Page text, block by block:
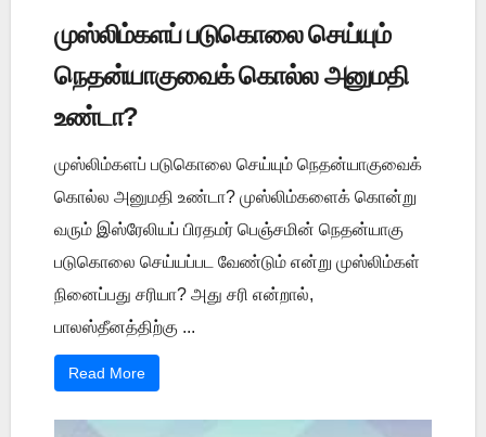
முஸ்லிம்களப் படுகொலை செய்யும்
நெதன்யாகுவைக் கொல்ல அனுமதி
உண்டா?
முஸ்லிம்களப் படுகொலை செய்யும் நெதன்யாகுவைக்
கொல்ல அனுமதி உண்டா? முஸ்லிம்களைக் கொன்று
வரும் இஸ்ரேலியப் பிரதமர் பெஞ்சமின் நெதன்யாகு
படுகொலை செய்யப்பட வேண்டும் என்று முஸ்லிம்கள்
நினைப்பது சரியா? அது சரி என்றால்,
பாலஸ்தீனத்திற்கு ...
Read More